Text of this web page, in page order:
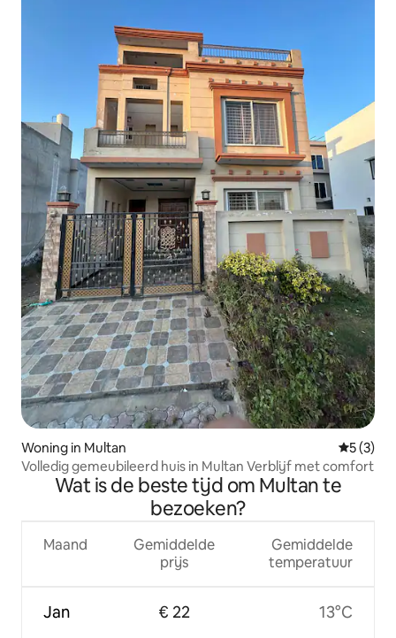
Woning in Multan
5 (3)
Volledig gemeubileerd huis in Multan Verblijf met comfort
Wat is de beste tijd om Multan te
bezoeken?
Maand
Jan
Gemiddelde
prijs
€ 22
Gemiddelde
temperatuur
13°C